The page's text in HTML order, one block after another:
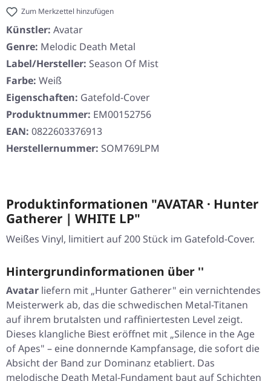
Zum Merkzettel hinzufügen
Künstler: Avatar
Genre: Melodic Death Metal
Label/Hersteller: Season Of Mist
Farbe: Weiß
Eigenschaften: Gatefold-Cover
Produktnummer: EM00152756
EAN: 0822603376913
Herstellernummer: SOM769LPM
Produktinformationen "AVATAR · Hunter
Gatherer | WHITE LP"
Weißes Vinyl, limitiert auf 200 Stück im Gatefold-Cover.
Hintergrundinformationen über ''
Avatar liefern mit „Hunter Gatherer" ein vernichtendes
Meisterwerk ab, das die schwedischen Metal-Titanen
auf ihrem brutalsten und raffiniertesten Level zeigt.
Dieses klangliche Biest eröffnet mit „Silence in the Age
of Apes" – eine donnernde Kampfansage, die sofort die
Absicht der Band zur Dominanz etabliert. Das
melodische Death Metal-Fundament baut auf Schichten